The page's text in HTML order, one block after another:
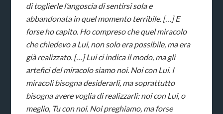
di toglierle l’angoscia di sentirsi sola e
abbandonata in quel momento terribile. […] E
forse ho capito. Ho compreso che quel miracolo
che chiedevo a Lui, non solo era possibile, ma era
già realizzato. […] Lui ci indica il modo, ma gli
artefici del miracolo siamo noi. Noi con Lui. I
miracoli bisogna desiderarli, ma soprattutto
bisogna avere voglia di realizzarli: noi con Lui, o
meglio, Tu con noi. Noi preghiamo, ma forse